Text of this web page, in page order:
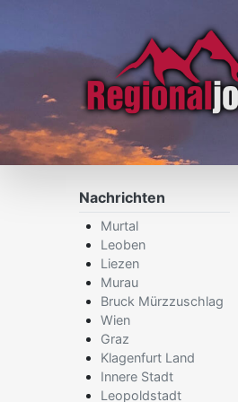
Nachrichten
Murtal
Leoben
Liezen
Murau
Bruck Mürzzuschlag
Wien
Graz
Klagenfurt Land
Innere Stadt
Leopoldstadt